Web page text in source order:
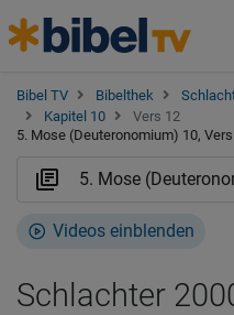
Bibel TV Bibelthek
Kapitel 10
Vers 12
5. Mose (Deuteronomium) 10,
Videos einblenden
Schlachter